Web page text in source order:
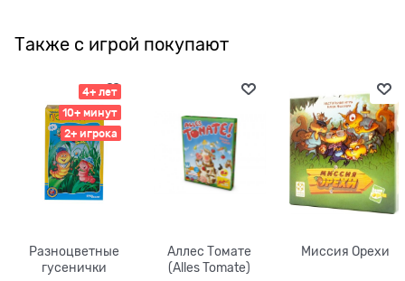
Также с игрой покупают
4+ лет
10+ минут
2+ игрока
Разноцветные
гусенички
Аллес Томате
(Alles Tomate)
Миссия Орехи